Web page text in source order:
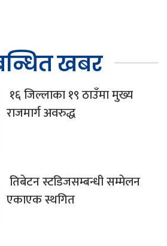
खबर
१६ जिल्लाका १९ ठाउँमा मुख्य
राजमार्ग अवरुद्ध
तिबेटन स्टडिजसम्बन्धी सम्मेलन
एकाएक स्थगित